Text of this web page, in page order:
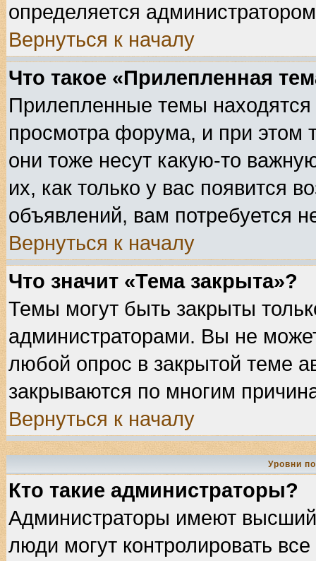
определяется
Вернуться к началу
Что такое «Прилепленная
Прилепленные темы
просмотра форума, и при этом
они тоже несут какую-то
их, как только у вас появится
объявлений, вам потребуется
Вернуться к началу
Что значит «Тема закрыта»?
Темы могут быть закрыты
администраторами. Вы не
любой опрос в закрытой теме
закрываются по многим
Вернуться к началу
Уровни
Кто такие администраторы?
Администраторы имеют
люди могут контролировать